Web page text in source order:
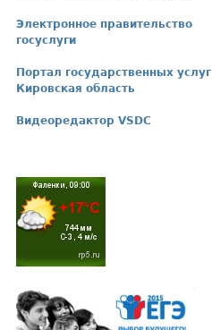
Электронное правительство
госуслуги
Портал государственных услуг
Кировская область
Видеоредактор VSDC